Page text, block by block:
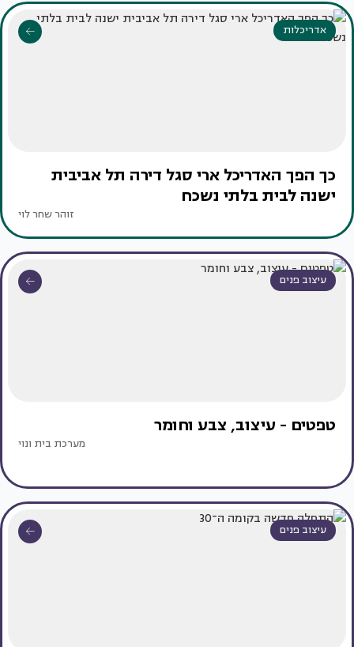
אדריכלות
כך הפך האדריכל ארי סגל דירה תל אביבית
ישנה לבית בלתי נשכח
זוהר שחר לוי
עיצוב פנים
טפטים - עיצוב, צבע וחומר
מערכת בית ונוי
עיצוב פנים